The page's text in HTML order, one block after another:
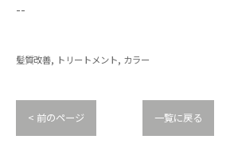
--
髪質改善 トリートメント カラー
< 前のページ 一覧に戻る